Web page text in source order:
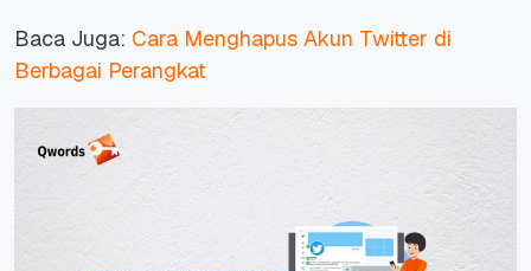
Baca Juga: Cara Menghapus Akun Twitter di
Berbagai Perangkat